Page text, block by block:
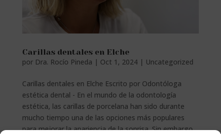
Carillas dentales en Elche
por Dra. Rocío Pineda | Oct 1, 2024| Uncategorized
Carillas dentales en Elche Escrito por Odontóloga
estética dental - En el mundo de la odontología
estética, las carillas de porcelana han sido durante
mucho tiempo una de las opciones más populares
para mejorar la apariencia de la sonrisa. Sin embargo,